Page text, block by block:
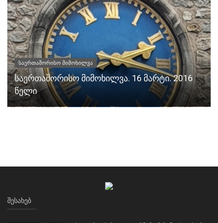
საერთაშორისო მიმოხილვა
საერთაშორისო მიმოხილვა. 16 მარტი. 2016
წელი
ᲨᲔᲡᲐᲮᲔᲑ